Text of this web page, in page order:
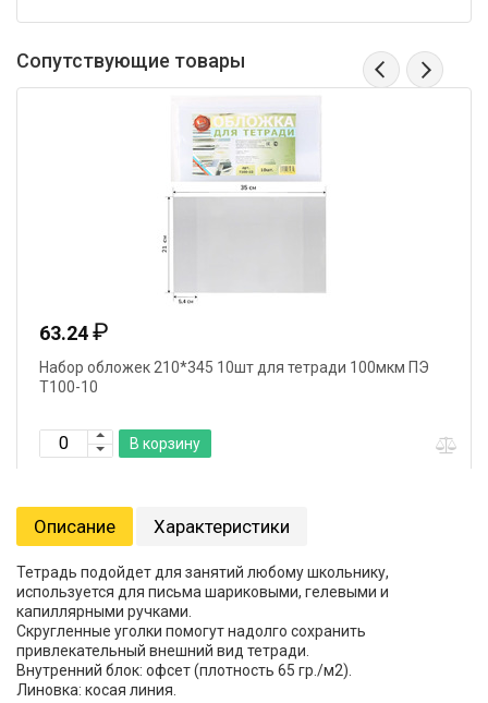
Сопутствующие товары
63.24₽
Набор обложек 210*345 10шт для тетради 100мкм ПЭ
Т100-10
В корзину
Описание Характеристики
Тетрадь подойдет для занятий любому школьнику,
используется для письма шариковыми, гелевыми и
капиллярными ручками.
Скругленные уголки помогут надолго сохранить
привлекательный внешний вид тетради.
Внутренний блок: офсет (плотность 65 гр./м2).
Линовка: косая линия.